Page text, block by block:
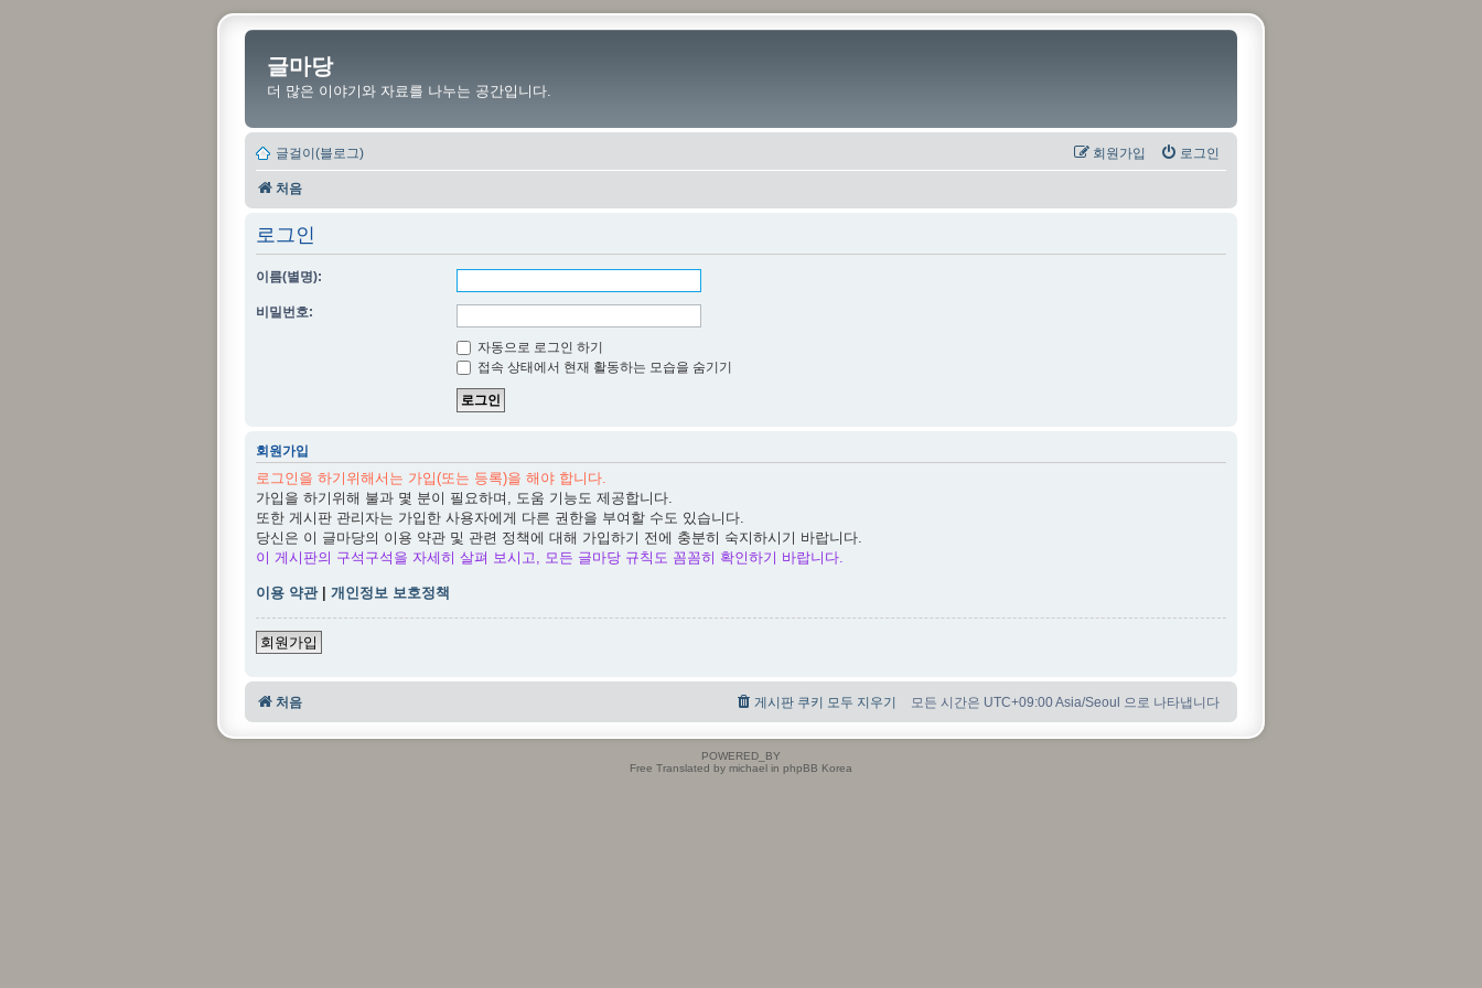
글마당
더 많은 이야기와 자료를 나누는 공간입니다.
글걸이(블로그) 로그인
회원가입
처음
로그인
이름(별명):
비밀번호:
자동으로 로그인 하기
접속 상태에서 현재 활동하는 모습을 숨기기
회원가입
로그인을 하기위해서는 가입(또는 등록)을 해야 합니다.
가입을 하기위해 불과 몇 분이 필요하며, 도움 기능도 제공합니다.
또한 게시판 관리자는 가입한 사용자에게 다른 권한을 부여할 수도 있습니다.
당신은 이 글마당의 이용 약관 및 관련 정책에 대해 가입하기 전에 충분히 숙지하시기 바랍니다.
이 게시판의 구석구석을 자세히 살펴 보시고, 모든 글마당 규칙도 꼼꼼히 확인하기 바랍니다.
이용 약관| 개인정보 보호정책
회원가입
처음 모든 시간은 UTC+09:00 Asia/Seoul 으로 나타냅니다
게시판 쿠키 모두 지우기
POWERED_BY
Free Translated by michael in phpBB Korea